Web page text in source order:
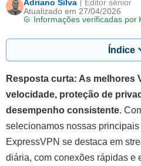
Adriano Silva
Atualizado em 27/04/2026
Informações verificadas por
Editor sênior
Índice
Resposta curta: As melhores
velocidade, proteção de
desempenho consistente.
selecionamos nossas
ExpressVPN se destaca em
diária, com conexões rápidas e